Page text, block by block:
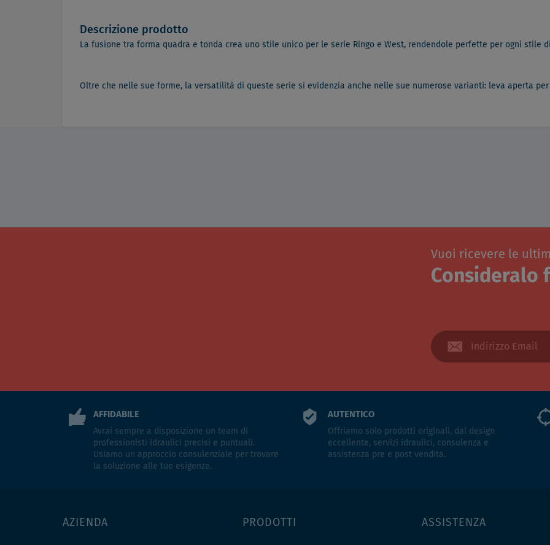
Descrizione prodotto
La fusione tra forma quadra e tonda crea uno stile unico per le serie Ringo e West, rendendole perfette per ogni stile
Oltre che nelle sue forme, la versatilità di queste serie si evidenzia anche nelle sue numerose varianti: leva aperta
Vuoi ricevere le
Consideralo
AFFIDABILE
Avrai sempre a disposizione un team di
professionisti idraulici precisi e puntuali.
Usiamo un approccio consulenziale per trovare
la soluzione alle tue esigenze.
AUTENTICO
Offriamo solo prodotti originali, dal design
eccellente, servizi idraulici, consulenza e
assistenza pre e post vendita.
AZIENDA PRODOTTI ASSISTENZA